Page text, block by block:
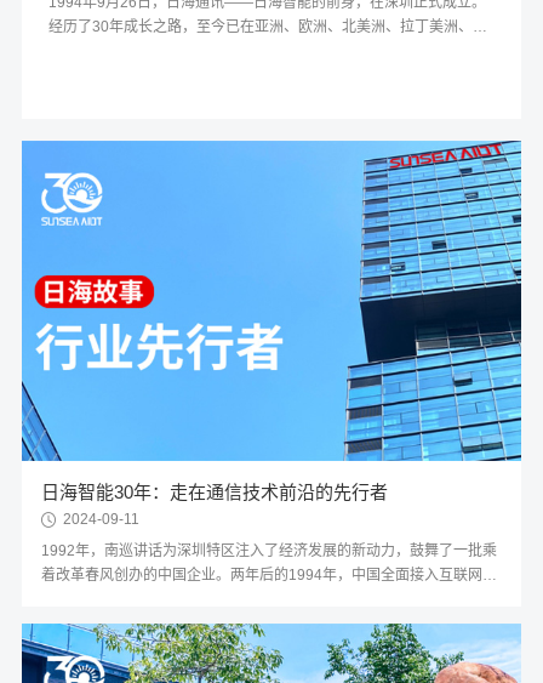
经历了30年成长之路，至今已在亚洲、欧洲、北美洲、拉丁美洲、大
日海智能30年：走在通信技术前沿的先行者
2024-09-11
1992年，南巡讲话为深圳特区注入了经济发展的新动力，鼓舞了一批乘
着改革春风创办的中国企业。两年后的1994年，中国全面接入互联网，
通信建设的浪潮中，日海智能的前身——日海通讯，于同年9月26日在
深圳正式成立。踩在通信行业风口上诞生的日海智能，既是与互联网共
生长的见证者，也是中国见证世界通信事业发展的亲历者，更是走在通